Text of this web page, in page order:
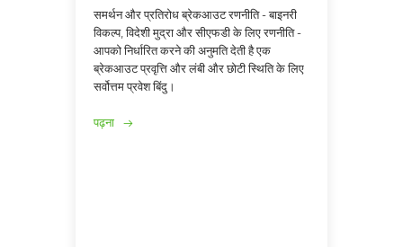
समर्थन और प्रतिरोध ब्रेकआउट रणनीति - बाइनरी
विकल्प, विदेशी मुद्रा और सीएफडी के लिए रणनीति -
आपको निर्धारित करने की अनुमति देती है एक
ब्रेकआउट प्रवृत्ति और लंबी और छोटी स्थिति के लिए
सर्वोत्तम प्रवेश बिंदु।
पढ़ना